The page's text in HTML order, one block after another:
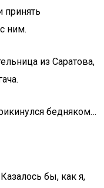
принять
ним.
из Саратова,
бедняком…
бы, как я,